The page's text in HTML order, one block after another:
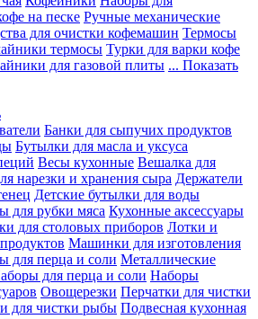
на песке Ручные механические
для очистки кофемашин Термосы
термосы Турки для варки кофе
для газовой плиты ... Показать
Банки для сыпучих продуктов
Бутылки для масла и уксуса
Весы кухонные Вешалка для
нарезки и хранения сыра Держатели
Детские бутылки для воды
для рубки мяса Кухонные аксессуары
для столовых приборов Лотки и
Машинки для изготовления
для перца и соли Металлические
для перца и соли Наборы
Овощерезки Перчатки для чистки
для чистки рыбы Подвесная кухонная